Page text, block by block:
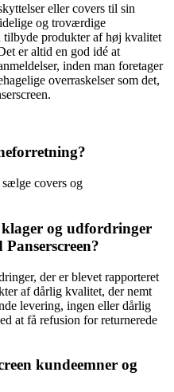
eller covers til sin
og troværdige
tilbyde produkter af høj kvalitet
er altid en god idé at
inden man foretager
overraskelser som det,
sælge covers og
klager og udfordringer
der er blevet rapporteret
af dårlig kvalitet, der nemt
levering, ingen eller dårlig
at få refusion for returnerede
kundeemner og